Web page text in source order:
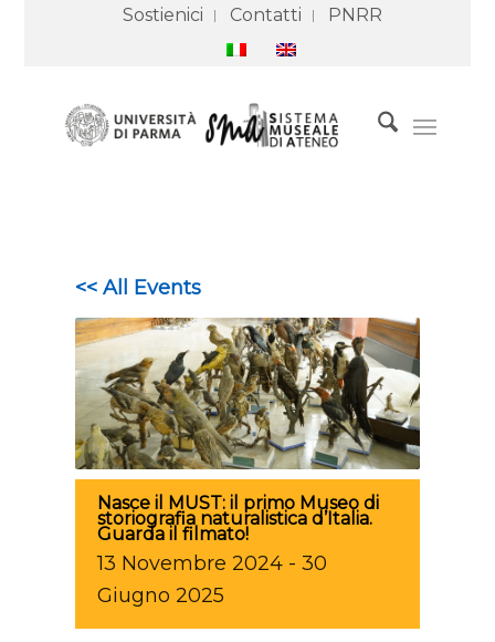
Sostienici Contatti PNRR
<< All Events
Nasce il MUST: il primo Museo di
storiografia naturalistica d’Italia.
Guarda il filmato!
13 Novembre 2024 - 30
Giugno 2025